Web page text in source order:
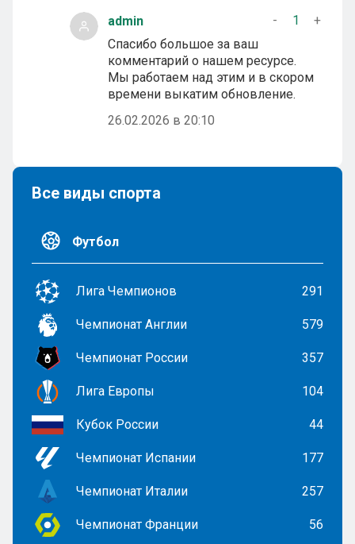
admin - 1
+
Спасибо большое за ваш
комментарий о нашем ресурсе.
Мы работаем над этим и в скором
времени выкатим обновление.
26.02.2026 в 20:10
Все виды спорта
Футбол
Лига Чемпионов 291
Чемпионат Англии 579
Чемпионат России 357
Лига Европы 104
Кубок России 44
Чемпионат Испании 177
Чемпионат Италии 257
Чемпионат Франции 56